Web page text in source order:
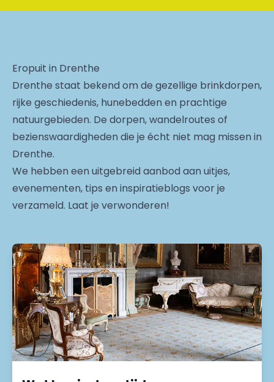
Eropuit in Drenthe
Drenthe staat bekend om de gezellige brinkdorpen,
rijke geschiedenis, hunebedden en prachtige
natuurgebieden. De dorpen, wandelroutes of
bezienswaardigheden die je écht niet mag missen in
Drenthe.
We hebben een uitgebreid aanbod aan uitjes,
evenementen, tips en inspiratieblogs voor je
verzameld. Laat je verwonderen!